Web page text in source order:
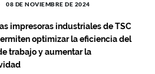
08 DE NOVIEMBRE DE 2024
impresoras industriales de TSC
optimizar la eficiencia del
trabajo y aumentar la